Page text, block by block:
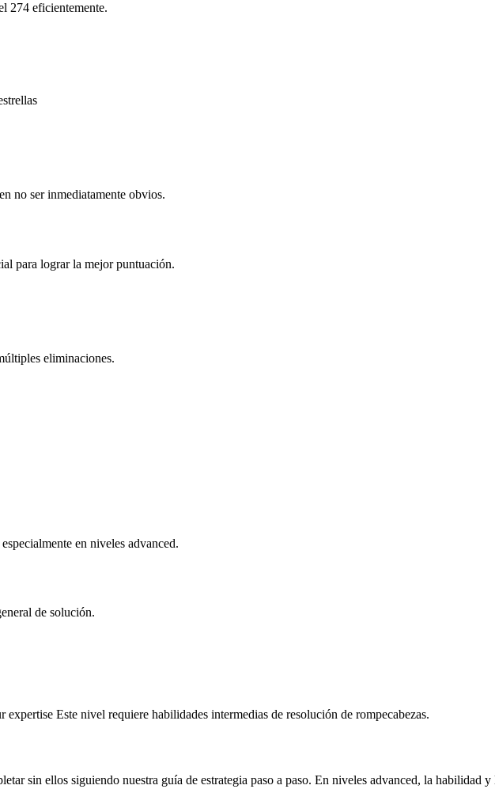
274 eficientemente.
no ser inmediatamente obvios.
para lograr la mejor puntuación.
eliminaciones.
en niveles advanced.
de solución.
Este nivel requiere habilidades intermedias de resolución de rompecabezas.
sin ellos siguiendo nuestra guía de estrategia paso a paso. En niveles advanced, la habilidad